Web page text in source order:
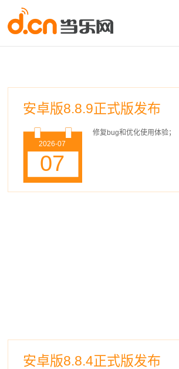
安卓版8.8.9正式版发布
2026-07
07
修复bug和优化使用体验；
安卓版8.8.4正式版发布